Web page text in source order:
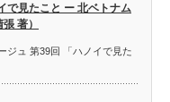
で見たこと ー 北ベトナム
著）
ジュ 第39回 「ハノイで見た